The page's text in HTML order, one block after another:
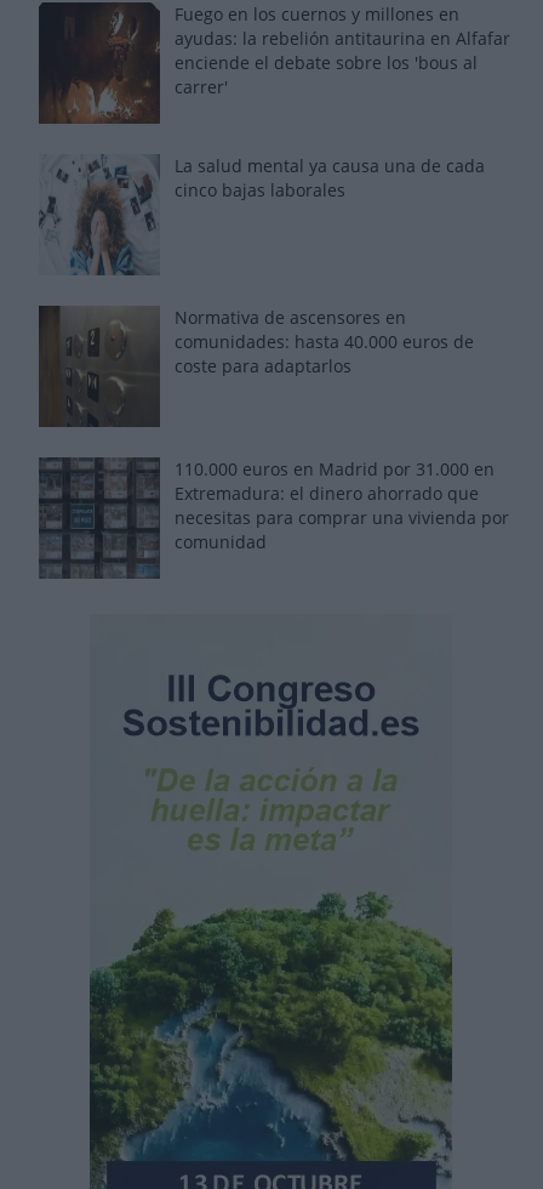
Fuego en los cuernos y millones en
ayudas: la rebelión antitaurina en Alfafar
enciende el debate sobre los 'bous al
carrer'
La salud mental ya causa una de cada
cinco bajas laborales
Normativa de ascensores en
comunidades: hasta 40.000 euros de
coste para adaptarlos
110.000 euros en Madrid por 31.000 en
Extremadura: el dinero ahorrado que
necesitas para comprar una vivienda por
comunidad